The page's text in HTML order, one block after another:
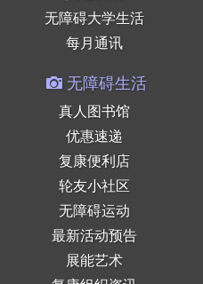
无障碍大学生活
每月通讯
无障碍生活
真人图书馆
优惠速递
复康便利店
轮友小社区
无障碍运动
最新活动预告
展能艺术